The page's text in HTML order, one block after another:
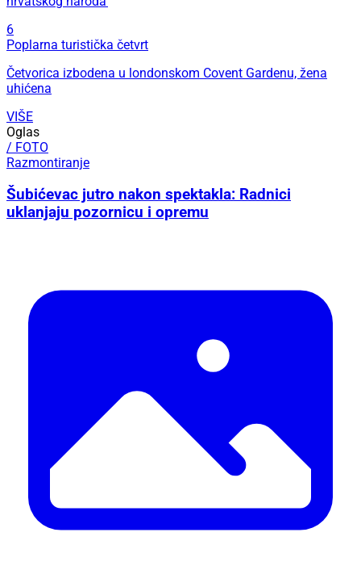
6
Poplarna turistička četvrt
Četvorica izbodena u londonskom Covent Gardenu, žena
uhićena
VIŠE
Oglas
/ FOTO
Razmontiranje
Šubićevac jutro nakon spektakla: Radnici
uklanjaju pozornicu i opremu